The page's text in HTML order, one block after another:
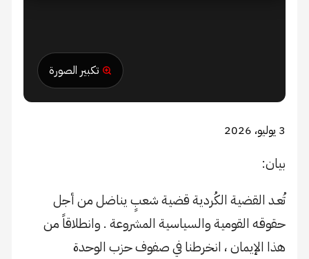
تكبير الصورة
3 يوليو، 2026
بيان:
تُعـد القضية الكُردية قضية شعبٍ يناضل من أجل
حقوقه القومية والسياسية المشروعة . وانطلاقاً من
هذا الإيمان ، انخرطنا في صفوف حزب الوحدة